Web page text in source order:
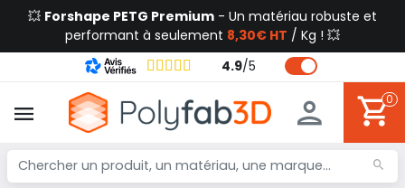
💥 Forshape PETG Premium - Un matériau robuste et
performant à seulement 8,30€ HT / Kg ! 💥
4.9/5
0